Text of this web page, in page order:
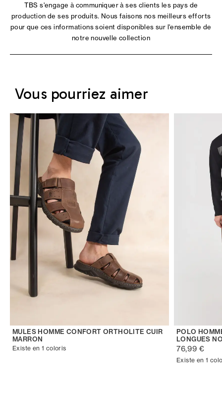
TBS s'engage à communiquer à ses clients les pays de
production de ses produits. Nous faisons nos meilleurs efforts
pour que ces informations soient disponibles sur l'ensemble de
notre nouvelle collection
Vous pourriez aimer
MULES HOMME CONFORT ORTHOLITE CUIR
MARRON
Existe en 1 coloris
POLO
LONGUES
76,99 €
Existe en 1